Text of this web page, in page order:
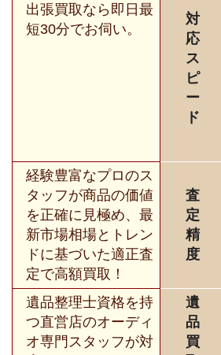
出張買取なら即日最
短30分でお伺い。
対
応
ス
ピ
ー
ド
経験豊富なプロのス
タッフが商品の価値
を正確に見極め、最
新市場相場とトレン
ドに基づいた適正査
定で高額買取！
査
定
精
度
遺品整理士資格を持
つ直営店のオーディ
オ専門スタッフが対
遺
品
買